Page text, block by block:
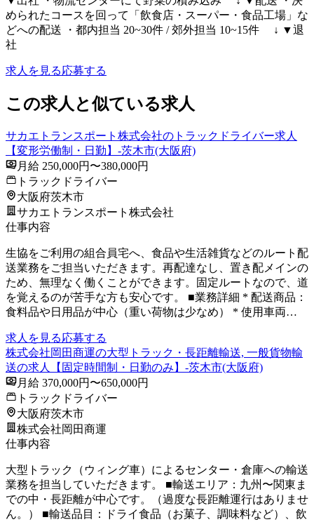
められたコースを回って「飲食店・スーパー・食品工場」な
どへの配送 ・都内担当 20~30件 / 郊外担当 10~15件 ↓ ▼退
社
求人を見る応募する
この求人と似ている求人
サカエトランスポート株式会社のトラックドライバー求人
【変形労働制・日勤】-茨木市(大阪府)
月給 250,000円〜380,000円
トラックドライバー
大阪府茨木市
サカエトランスポート株式会社
仕事内容
生協をご利用の組合員宅へ、食品や生活雑貨などのルート配
送業務をご担当いただきます。再配達なし、置き配メインの
ため、無理なく働くことができます。固定ルートなので、道
を覚えるのが苦手な方も安心です。 ■業務詳細 * 配送商品：
食料品や日用品が中心（重い荷物は少なめ） * 使用車両…
求人を見る応募する
株式会社岡田商運の大型トラック・長距離輸送, 一般貨物輸
送の求人【固定時間制・日勤のみ】-茨木市(大阪府)
月給 370,000円〜650,000円
トラックドライバー
大阪府茨木市
株式会社岡田商運
仕事内容
大型トラック（ウィング車）によるセンター・倉庫への輸送
業務を担当していただきます。 ■輸送エリア：九州〜関東ま
での中・長距離が中心です。（過度な長距離運行はありませ
ん。） ■輸送品目：ドライ食品（お菓子、調味料など）、飲